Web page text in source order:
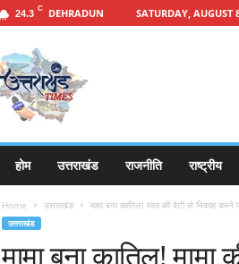
24.3 C DEHRADUN SATURDAY, AUGUST
होम उत्तराखंड राजनीति राष्ट्रीय
Home उत्तराखंड मामा बना कातिल! मामा की बेटी से निकाह करने
उत्तराखंड
मामा बना कातिल!